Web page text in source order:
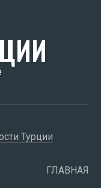
Турции
ГЛАВНАЯ